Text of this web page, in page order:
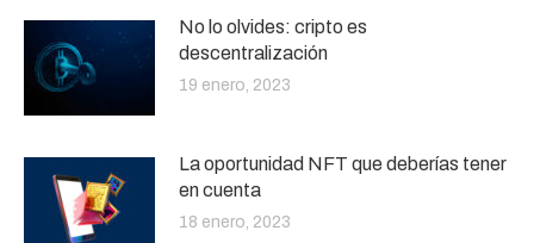
No lo olvides: cripto es
descentralización
19 enero, 2023
La oportunidad NFT que deberías tener
en cuenta
18 enero, 2023